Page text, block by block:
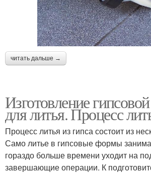
читать дальше →
Изготовление
для литья. Процесс
Процесс литья из гипса состоит из
Само литье в гипсовые формы
гораздо больше времени уходит на
завершающие операции. К